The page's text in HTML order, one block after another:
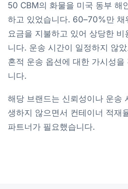
50 CBM의 화물을 미국 동부 해
하고 있었습니다. 60–70%만 채
요금을 지불하고 있어 상당한 비
니다. 운송 시간이 일정하지 않
혼적 운송 옵션에 대한 가시성
니다.
해당 브랜드는 신뢰성이나 운송
생하지 않으면서 컨테이너 적재
파트너가 필요했습니다.